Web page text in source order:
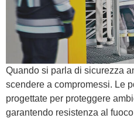
Quando si parla di sicurezza
scendere a compromessi. Le
progettate per proteggere
garantendo resistenza al